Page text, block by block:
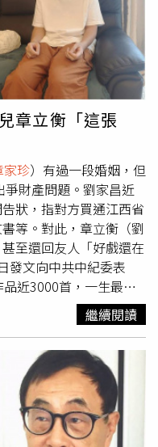
章立衡「這張
家珍）有過一段婚姻，但
財產問題。劉家昌近
狀，指對方買通江西省
等。對此，章立衡（劉
至還回友人「好戲還在
發文向中共中紀委表
近3000首，一生最後
個文化藝術小村，14年
逸夫夫人支助，最候選
，當時，當地政府希望
港用家人名字成立3個
大陸，以他一個人名字
，前後長達14年，中間
的資源，有了今天的成
家人名字也早就拿掉，
繼續閱讀